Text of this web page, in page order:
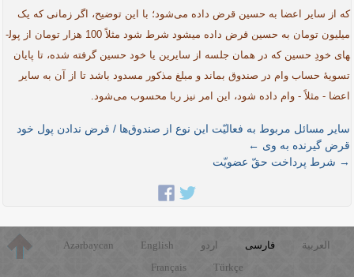
که از سایر اعضا به حسین قرض داده می‌شود؛ با این توضیح، اگر زمانی که یک
میلیون تومان به حسین قرض داده می­شود شرط شود مثلاً 100 هزار تومان از پول­
های خودِ حسین که در همان جلسه از سایرین یا خود حسین گرفته شده، تا پایان
تسویۀ حساب وام در صندوق بماند و مبلغ مذکور مسدود باشد تا از آن به سایر
اعضا - مثلاً - وام داده شود، این امر نیز ربا محسوب می‌شود.
سایر مسائل مربوط به فعالیّت این نوع از صندوق‌ها / قرض ندادن پول خود
قرض گیرنده به وی ←
→ شرط پرداخت حقّ عضویّت
العربية فارسی اردو English
Azərbaycan
Türkçe
Français